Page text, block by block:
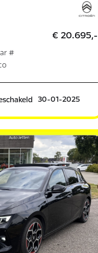
#
€ 20.695,-
30-01-2025